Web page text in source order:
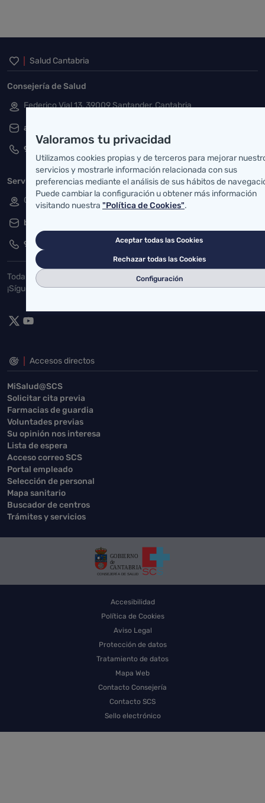
Inicio del pie de página
Salud Cantabria
Consejería de Salud
Federico Vial 13, 39009 Santander, Cantabria
atencionusuario@cantabria.es
942208130 942395562
Servicio Cántabro de Salud
Cardenal Herrera Oria, S/N 39011 Santander, Cantabria
buzgen.dg@scsalud.es
942202770 942202772
Toda la actualidad de Salud Cantabria en las redes sociales.
¡Síguenos!
Accesos directos
MiSalud@SCS
Solicitar cita previa
Farmacias de guardia
Voluntades previas
Su opinión nos interesa
Lista de espera
Acceso correo SCS
Portal empleado
Selección de personal
Mapa sanitario
Buscador de centros
Trámites y servicios
Accesibilidad
Política de Cookies
Aviso Legal
Protección de datos
Tratamiento de datos
Mapa Web
Contacto Consejería
Contacto SCS
Sello electrónico
Valoramos tu privacidad
Utilizamos cookies propias y de terceros para mejorar
servicios y mostrarle información relacionada con sus
preferencias mediante el análisis de sus hábitos de
Puede cambiar la configuración u obtener más información
visitando nuestra "Política de Cookies".
Aceptar todas las Cookies
Rechazar todas las Cookies
Configuración